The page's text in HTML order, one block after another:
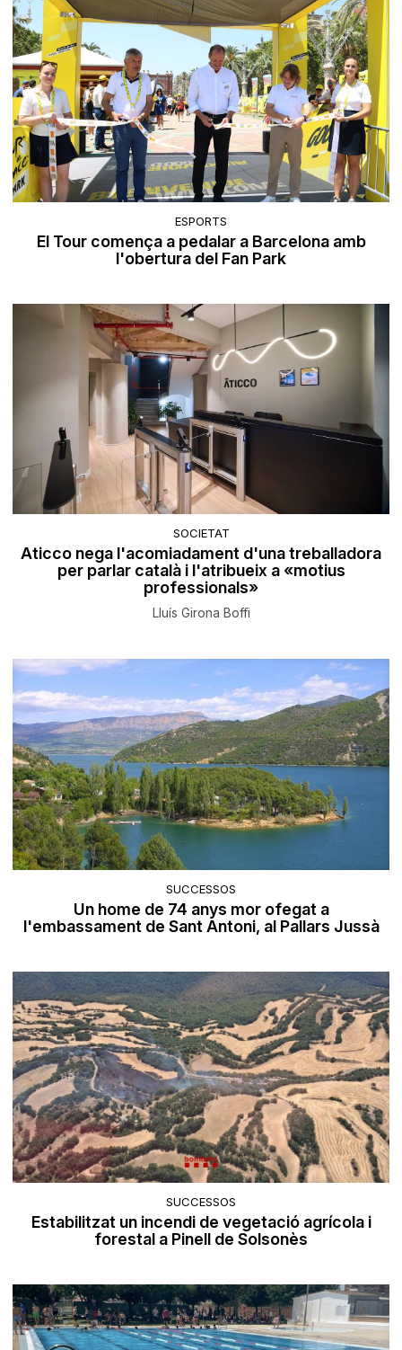
ESPORTS
El Tour comença a pedalar a Barcelona amb
l'obertura del Fan Park
SOCIETAT
Aticco nega l'acomiadament d'una treballadora
per parlar català i l'atribueix a «motius
professionals»
Lluís Girona Boffi
SUCCESSOS
Un home de 74 anys mor ofegat a
l'embassament de Sant Antoni, al Pallars Jussà
SUCCESSOS
Estabilitzat un incendi de vegetació agrícola i
forestal a Pinell de Solsonès